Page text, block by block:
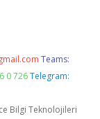
Teams:
0 726 Telegram:
Bilgi Teknolojileri